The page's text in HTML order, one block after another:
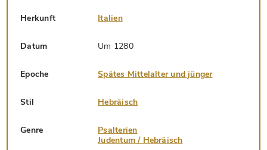
Herkunft Italien
Datum Um 1280
Epoche Spätes Mittelalter und jünger
Stil Hebräisch
Genre
Psalterien
Judentum / Hebräisch